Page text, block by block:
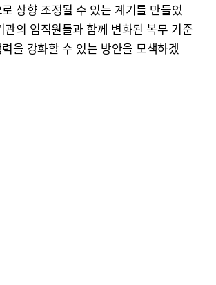
상향 조정될 수 있는 계기를 만들었
의 임직원들과 함께 변화된 복무 기준
을 강화할 수 있는 방안을 모색하겠